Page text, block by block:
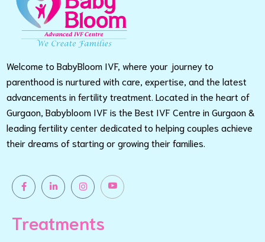
Welcome to BabyBloom IVF, where your journey to
parenthood is nurtured with care, expertise, and the latest
advancements in fertility treatment. Located in the heart of
Gurgaon, Babybloom IVF is the Best IVF Centre in Gurgaon &
leading fertility center dedicated to helping couples achieve
their dreams of starting or growing their families.
Treatments